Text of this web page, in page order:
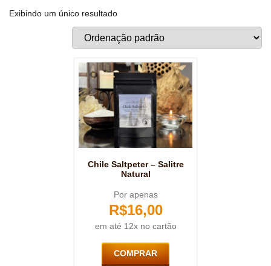
Exibindo um único resultado
Chile Saltpeter – Salitre
Natural
Por apenas
R$16,00
em até 12x no cartão
COMPRAR